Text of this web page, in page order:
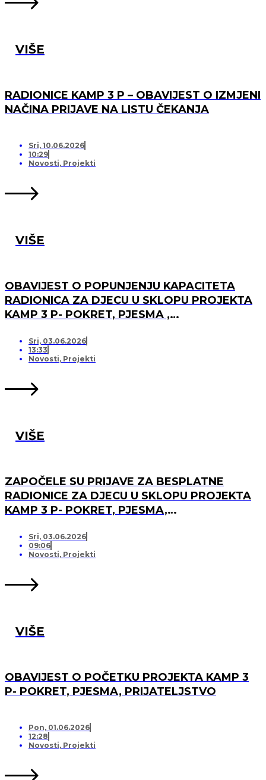
VIŠE
RADIONICE KAMP 3 P – OBAVIJEST O IZMJENI
NAČINA PRIJAVE NA LISTU ČEKANJA
Sri, 10.06.2026
10:29
Novosti, Projekti
VIŠE
OBAVIJEST O POPUNJENJU KAPACITETA
RADIONICA ZA DJECU U SKLOPU PROJEKTA
KAMP 3 P- POKRET, PJESMA ,
LISTU ČEKANJA
Sri, 03.06.2026
13:33
Novosti, Projekti
VIŠE
ZAPOČELE SU PRIJAVE ZA BESPLATNE
RADIONICE ZA DJECU U SKLOPU PROJEKTA
KAMP 3 P- POKRET, PJESMA,
Sri, 03.06.2026
09:06
Novosti, Projekti
VIŠE
OBAVIJEST O POČETKU PROJEKTA KAMP 3
P- POKRET, PJESMA, PRIJATELJSTVO
Pon, 01.06.2026
12:28
Novosti, Projekti